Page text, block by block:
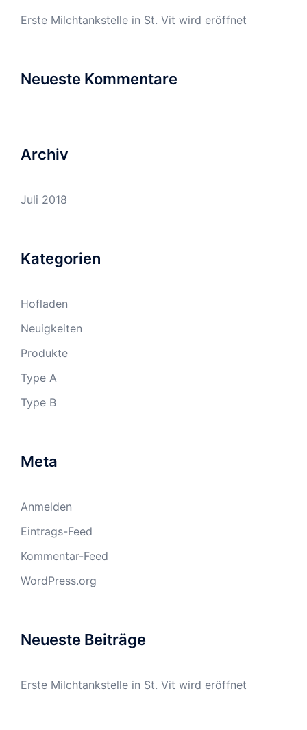
Erste Milchtankstelle in St. Vit wird eröffnet
Neueste Kommentare
Archiv
Juli 2018
Kategorien
Hofladen
Neuigkeiten
Produkte
Type A
Type B
Meta
Anmelden
Eintrags-Feed
Kommentar-Feed
WordPress.org
Neueste Beiträge
Erste Milchtankstelle in St. Vit wird eröffnet